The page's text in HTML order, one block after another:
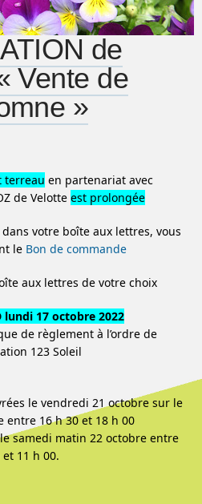
de
Vente de
»
terreau en partenariat avec
de Velotte est prolongée
dans votre boîte aux lettres, vous
le Bon de commande
aux lettres de votre choix
lundi 17 octobre 2022
de règlement à l’ordre de
123 Soleil
le vendredi 21 octobre sur le
entre 16 h 30 et 18 h 00
samedi matin 22 octobre entre
et 11 h 00.